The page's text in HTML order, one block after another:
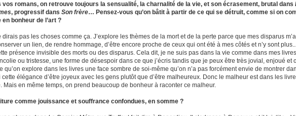
vos romans, on retrouve toujours la sensualité, la charnalité de la vie, et son écrasement, brutal dans
, progressif dans Son frère… Pensez-vous qu’on bâtit à partir de ce qui se détruit, comme si on
en bonheur de l’art ?
dirais pas les choses comme ça. J’explore les thèmes de la mort et de la perte parce que mes disparus
un lien, de rendre hommage, d’être encore proche de ceux qui ont été à mes côtés et n’y sont
présence invisible des morts ou des disparus. Cela dit, je ne suis pas dans la vie comme dans mes
ou tristesse, une forme de désespoir dans ce que j’écris tandis que je peux être très jovial, enjoué et
qu’on explore dans les livres une face sombre de soi-même qu’on n’a pas forcément envie de montrer
cette élégance d’être joyeux avec les gens plutôt que d’être malheureux. Donc le malheur est dans les
Mais en même temps, on prend beaucoup de bonheur à raconter ce malheur.
comme jouissance et souffrance confondues, en somme ?